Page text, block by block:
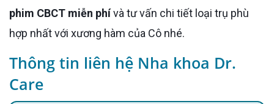
phim CBCT miễn phívà tư vấn chi tiết loại trụ phù
hợp nhất với xương hàm của Cô nhé.
Thông tin liên hệ Nha khoa Dr.
Care